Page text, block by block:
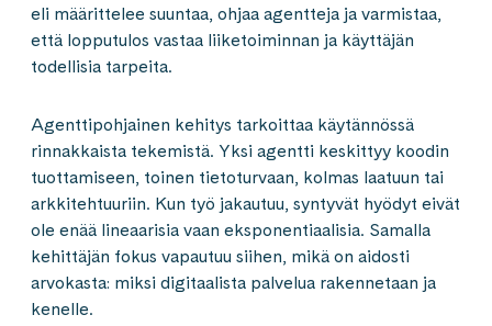
eli määrittelee suuntaa, ohjaa agentteja ja varmistaa,
että lopputulos vastaa liiketoiminnan ja käyttäjän
todellisia tarpeita.
Agenttipohjainen kehitys tarkoittaa käytännössä
rinnakkaista tekemistä. Yksi agentti keskittyy koodin
tuottamiseen, toinen tietoturvaan, kolmas laatuun tai
arkkitehtuuriin. Kun työ jakautuu, syntyvät hyödyt eivät
ole enää lineaarisia vaan eksponentiaalisia. Samalla
kehittäjän fokus vapautuu siihen, mikä on aidosti
arvokasta: miksi digitaalista palvelua rakennetaan ja
kenelle.